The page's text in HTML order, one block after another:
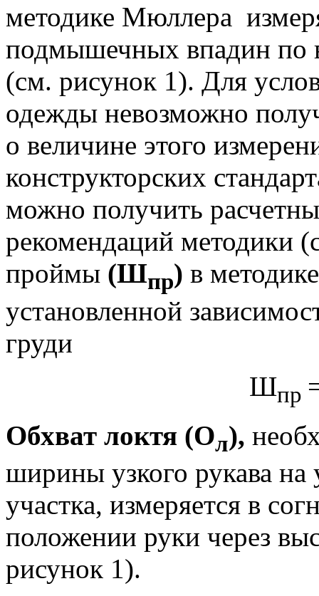
методике Мюллера
подмышечных впадин по
(см. рисунок 1). Для
одежды невозможно
о величине этого
конструкторских
можно получить
рекомендаций методики
проймы (Шпр) в
установленной
груди
Шпр
Обхват локтя (Ол),
ширины узкого рукава на
участка, измеряется в
положении руки через
рисунок 1).